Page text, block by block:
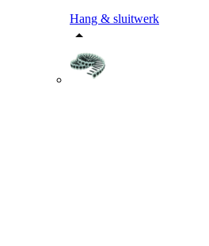
Hang & sluitwerk